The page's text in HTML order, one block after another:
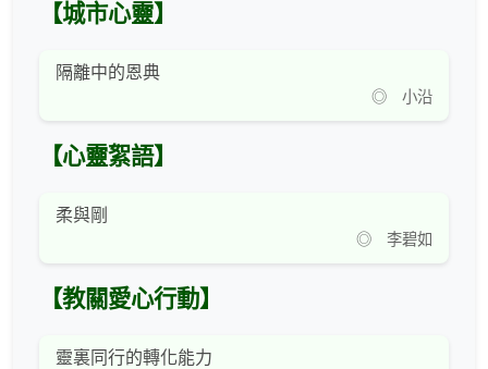
【城市心靈】
隔離中的恩典
◎ 小沿
【心靈絮語】
柔與剛
◎ 李碧如
【教關愛心行動】
靈裏同行的轉化能力